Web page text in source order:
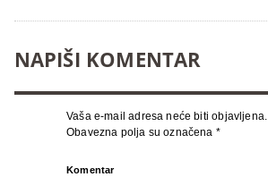
NAPIŠI KOMENTAR
Vaša e-mail adresa neće biti objavljena.
Obavezna polja su označena *
Komentar